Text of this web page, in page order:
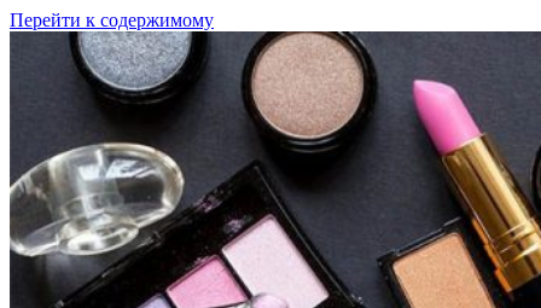
Перейти к содержимому